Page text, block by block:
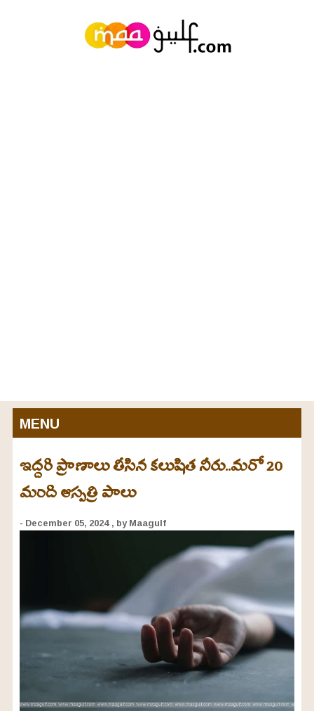
MENU
ఇద్దరి ప్రాణాలు తీసిన కలుషిత నీరు..మరో 20
మంది ఆస్పత్రి పాలు
- December 05, 2024 , by Maagulf